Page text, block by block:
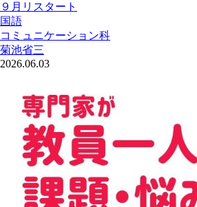
９月リスタート
国語
コミュニケーション科
菊池省三
2026.06.03